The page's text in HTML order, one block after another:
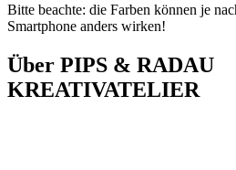
Bitte beachte: die Farben können je
Smartphone anders wirken!
Über PIPS & RADAU
KREATIVATELIER